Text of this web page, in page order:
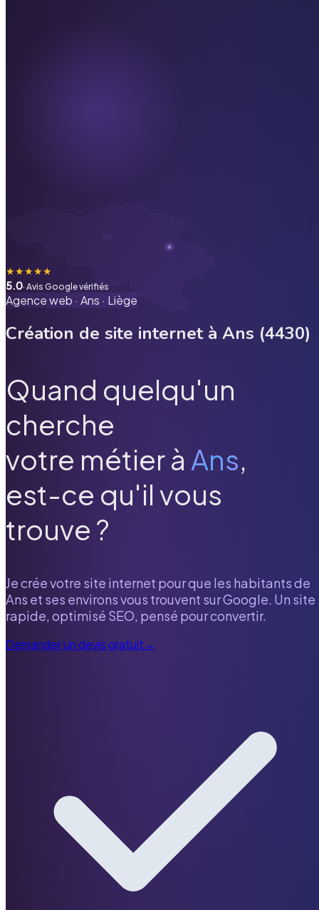
★★★★★
5.0· Avis Google vérifiés
Agence web · Ans · Liège
Création de site internet à Ans (4430)
Quand quelqu'un
cherche
votre métier à Ans,
est-ce qu'il vous
trouve ?
Je crée votre site internet pour que les habitants de
Ans et ses environs vous trouvent sur Google. Un site
rapide, optimisé SEO, pensé pour convertir.
Demander un devis gratuit→